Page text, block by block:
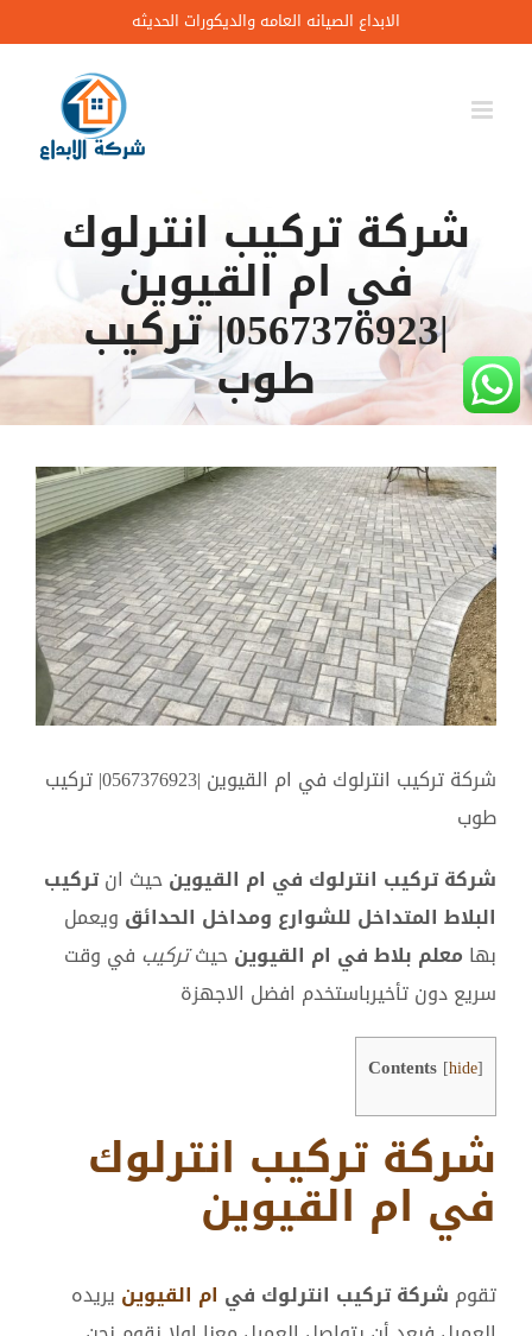
to
content
الابداع الصيانه العامه والديكورات الحديثه
شركة تركيب انترلوك
في ام القيوين
|0567376923| تركيب
طوب
مشاهدة
صورة
أكبر
شركة تركيب انترلوك في ام القيوين |0567376923| تركيب
طوب
شركة تركيب انترلوك في ام القيوينحيث انتركيب
البلاط المتداخل للشوارع ومداخل الحدائق ويعمل
بها معلم بلاط في ام القيوينحيثتركيب في وقت
سريع دون تأخيرباستخدم افضل الاجهزة
Contents [hide]
شركة تركيب انترلوك
في ام القيوين
تقوم شركة تركيب انترلوك في ام القيوين يريده